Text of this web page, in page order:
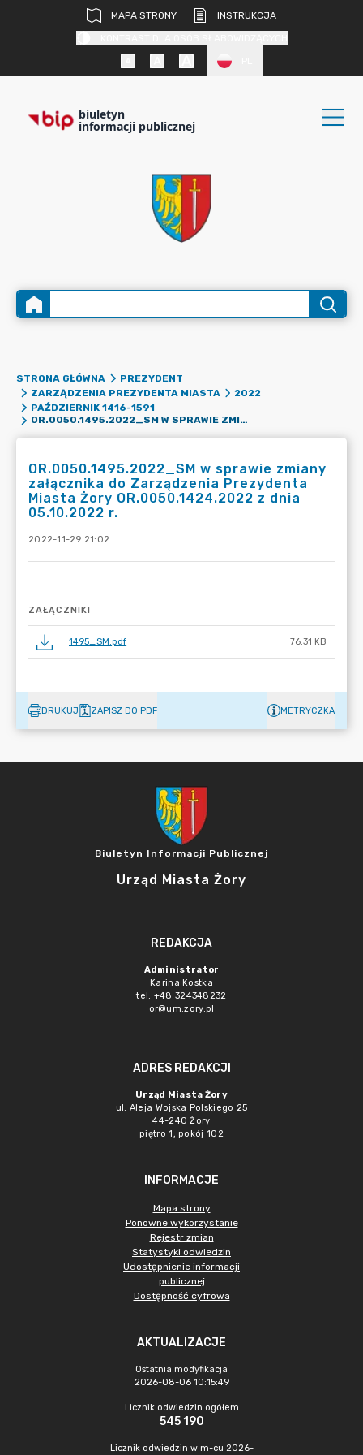
MAPA STRONY
INSTRUKCJA
biuletyn
informacji publicznej
STRONA GŁÓWNA
PREZYDENT
ZARZĄDZENIA PREZYDENTA MIASTA
2022
PAŹDZIERNIK 1416-1591
OR.0050.1495.2022_SM W SPRAWIE ZMIANY ZAŁĄCZNIKA DO ZARZĄDZENIA PREZYDENTA MIASTA ŻORY OR.0050.1424.2022 Z DNIA 05.10.2022 R.
OR.0050.1495.2022_SM w sprawie zmiany
załącznika do Zarządzenia Prezydenta
Miasta Żory OR.0050.1424.2022 z dnia
05.10.2022 r.
2022-11-29 21:02
ZAŁĄCZNIKI
1495_SM.pdf 76.31 KB
DRUKUJ ZAPISZ DO PDF METRYCZKA
Biuletyn Informacji Publicznej
Urząd Miasta Żory
REDAKCJA
Administrator
Karina Kostka
tel. +48 324348232
or@um.zory.pl
ADRES REDAKCJI
Urząd Miasta Żory
ul. Aleja Wojska Polskiego 25
44-240 Żory
piętro 1, pokój 102
INFORMACJE
Mapa strony
Ponowne wykorzystanie
Rejestr zmian
Statystyki odwiedzin
Udostępnienie informacji
publicznej
Dostępność cyfrowa
AKTUALIZACJE
Ostatnia modyfikacja
2026-08-06 10:15:49
Licznik odwiedzin ogółem
545 190
Licznik odwiedzin w m-cu 2026-